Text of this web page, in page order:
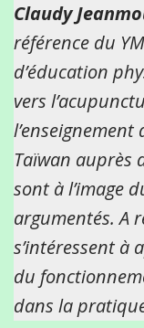
Claudy
référence du
d’éducation
vers
Taïwan auprès
sont à l’image
argumentés. A
s’intéressent à
du
dans la